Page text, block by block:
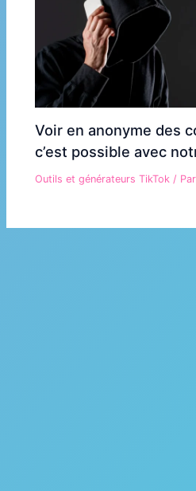
Voir en anonyme des
c’est possible avec
Outils et générateurs TikTok /